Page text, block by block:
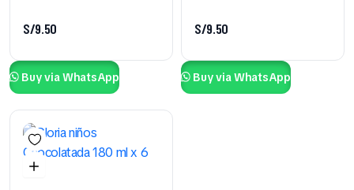
S/9.50
Buy via WhatsApp
S/9.50
Buy via WhatsApp